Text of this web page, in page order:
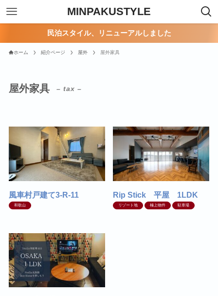
MINPAKUSTYLE
民泊スタイル、リニューアルしました
ホーム 紹介ページ 屋外 屋外家具
屋外家具 – tax –
風車村戸建て3-R-11
和歌山
Rip Stick 平屋 1LDK
リゾート地 極上物件 駐車場